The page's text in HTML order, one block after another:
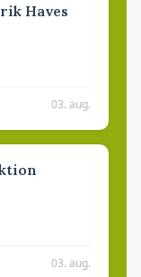
Haves
03. aug.
03. aug.